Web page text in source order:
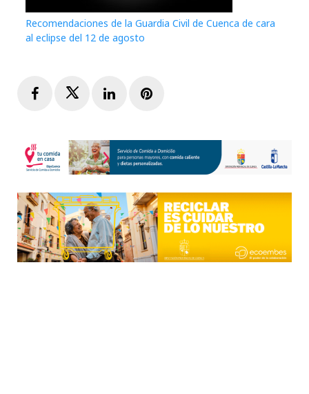
Recomendaciones de la Guardia Civil de Cuenca de cara
al eclipse del 12 de agosto
FacebookTwitterLinkedInPinterest